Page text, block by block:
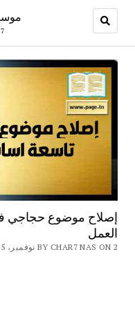
7 أغسطس، 2026
إصلاح موضوع حجاجي
العمل
BY CHAR7 NAS ON 2 نوفمبر، 2025